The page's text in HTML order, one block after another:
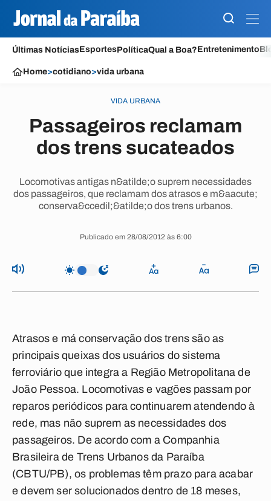
Últimas NotíciasEsportesPolíticaQual a Boa?Entretenimento
Home>cotidiano>vida urbana
VIDA URBANA
Passageiros reclamam
dos trens sucateados
Locomotivas antigas n&atilde;o suprem necessidades
dos passageiros, que reclamam dos atrasos e m&aacute;
conserva&ccedil;&atilde;o dos trens urbanos.
Publicado em 28/08/2012 às 6:00
Atrasos e má conservação dos trens são as
principais queixas dos usuários do sistema
ferroviário que integra a Região Metropolitana de
João Pessoa. Locomotivas e vagões passam por
reparos periódicos para continuarem atendendo à
rede, mas não suprem as necessidades dos
passageiros. De acordo com a Companhia
Brasileira de Trens Urbanos da Paraíba
(CBTU/PB), os problemas têm prazo para acabar
e devem ser solucionados dentro de 18 meses,